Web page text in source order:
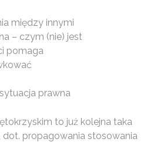
między innymi
– czym (nie) jest
pomaga
prawna
to już kolejna taka
dot. propagowania stosowania